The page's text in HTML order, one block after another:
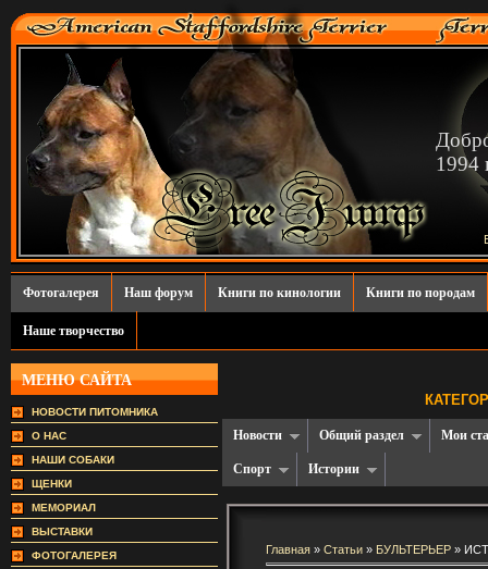
1994
Фотогалерея Наш форум Книги по кинологии Книги по породам
Наше творчество
МЕНЮ САЙТА
НОВОСТИ ПИТОМНИКА
О НАС
НАШИ СОБАКИ
ЩЕНКИ
МЕМОРИАЛ
ВЫСТАВКИ
ФОТОГАЛЕРЕЯ
Новости Общий раздел Мои
Спорт Истории
Главная » Статьи » БУЛЬТЕРЬЕР »